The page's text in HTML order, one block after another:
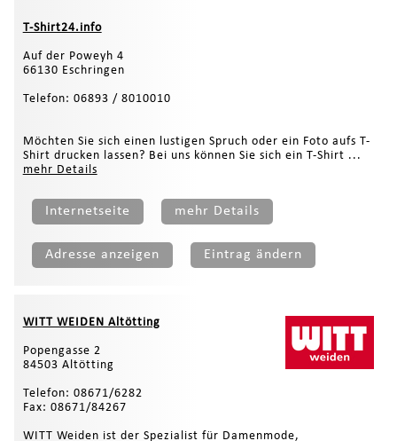
T-Shirt24.info
Auf der Poweyh 4
66130 Eschringen
Telefon: 06893 / 8010010
Möchten Sie sich einen lustigen Spruch oder ein Foto aufs T-
Shirt drucken lassen? Bei uns können Sie sich ein T-Shirt ...
mehr Details
Internetseite mehr Details
Adresse anzeigen Eintrag ändern
WITT WEIDEN Altötting
Popengasse 2
84503 Altötting
Telefon: 08671/6282
Fax: 08671/84267
WITT Weiden ist der Spezialist für Damenmode,